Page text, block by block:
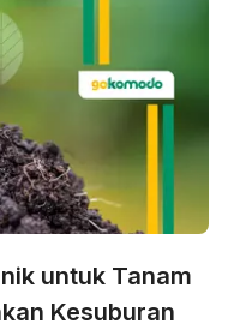
untuk Tanam
Kesuburan